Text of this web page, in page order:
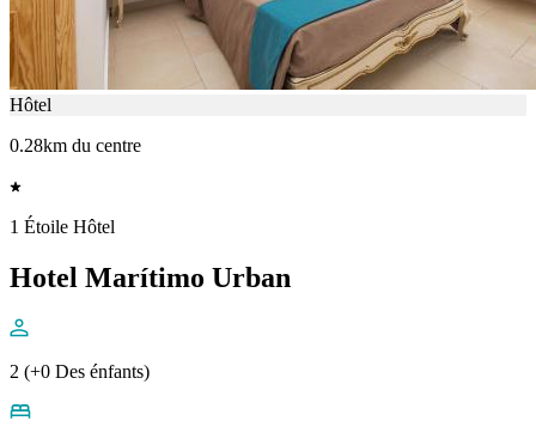
Hôtel
0.28km du centre
1 Étoile Hôtel
Hotel Marítimo Urban
2 (+0 Des énfants)